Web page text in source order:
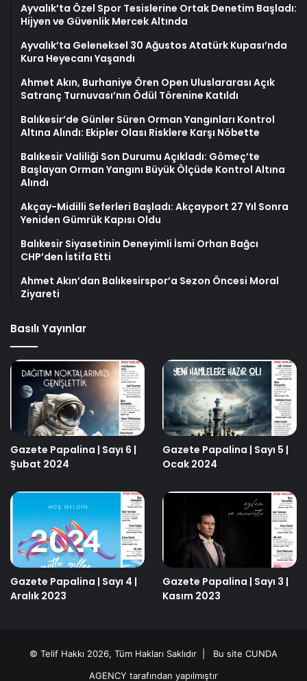
Ayvalık’ta Özel Spor Tesislerine Ortak Denetim Başladı:
Hijyen ve Güvenlik Mercek Altında
Ayvalık’ta Geleneksel 30 Ağustos Atatürk Kupası’nda
Kura Heyecanı Yaşandı
Ahmet Akın, Burhaniye Ören Open Uluslararası Açık
Satranç Turnuvası’nın Ödül Törenine Katıldı
Balıkesir’de Günler Süren Orman Yangınları Kontrol
Altına Alındı: Ekipler Olası Risklere Karşı Nöbette
Balıkesir Valiliği Son Durumu Açıkladı: Gömeç’te
Başlayan Orman Yangını Büyük Ölçüde Kontrol Altına
Alındı
Akçay-Midilli Seferleri Başladı: Akçayport 27 Yıl Sonra
Yeniden Gümrük Kapısı Oldu
Balıkesir Siyasetinin Deneyimli İsmi Orhan Bağcı
CHP’den İstifa Etti
Ahmet Akın’dan Balıkesirspor’a Sezon Öncesi Moral
Ziyareti
Basılı Yayınlar
Gazete Papalina | Sayı 6 |
Şubat 2024
Gazete Papalina | Sayı 5 |
Ocak 2024
Gazete Papalina | Sayı 4 |
Aralık 2023
Gazete Papalina | Sayı 3 |
Kasım 2023
© Telif Hakkı 2026, Tüm Hakları Saklıdır | Bu site CUNDA
AGENCY tarafından yapılmıştır